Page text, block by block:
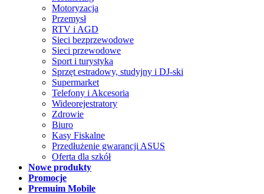
Motoryzacja
Przemysł
RTV i AGD
Sieci bezprzewodowe
Sieci przewodowe
Sport i turystyka
Sprzęt estradowy, studyjny i DJ-ski
Supermarket
Telefony i Akcesoria
Wideorejestratory
Zdrowie
Biuro
Kasy Fiskalne
Przedłużenie gwarancji ASUS
Oferta dla szkół
Nowe produkty
Promocje
Premuim Mobile